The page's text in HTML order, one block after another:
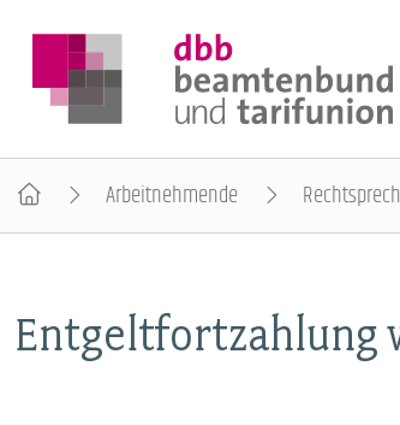
BEAMTINNEN & BEAMTE
Arbeitnehmende
Entgeltfortzahlung